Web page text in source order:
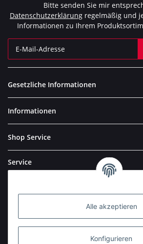
Alle akzeptieren
Konfigurieren
Bitte senden Sie mir
Datenschutzerklärung regelmäßig und
Informationen zu Ihrem
Gesetzliche Informationen
Informationen
Shop Service
Service